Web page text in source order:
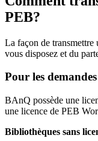
PEB?
La façon de transmettre
vous disposez et du
Pour les
BAnQ possède une
une licence de PEB
Bibliothèques sans